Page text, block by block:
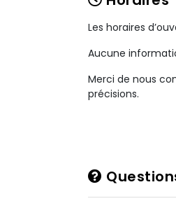
Les horaires
Aucune
Merci de nous
précisions.